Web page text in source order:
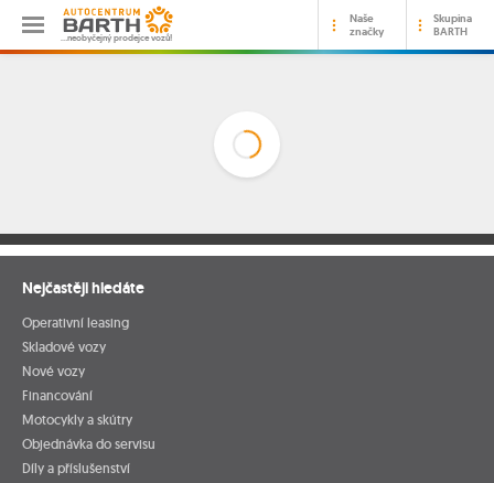
…neobyčejný prodejce vozů!
Naše
značky
Skupina
BARTH
Nejčastěji hledáte
Operativní leasing
Skladové vozy
Nové vozy
Financování
Motocykly a skútry
Objednávka do servisu
Díly a příslušenství